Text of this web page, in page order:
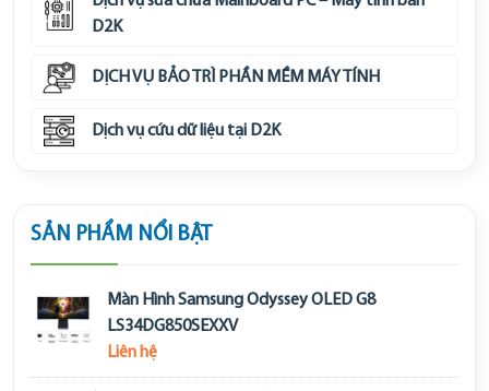
D2K
DỊCH VỤ BẢO TRÌ PHẦN MỀM MÁY TÍNH
Dịch vụ cứu dữ liệu tại D2K
SẢN PHẨM NỔI BẬT
Màn Hình Samsung Odyssey OLED G8
LS34DG850SEXXV
Liên hệ